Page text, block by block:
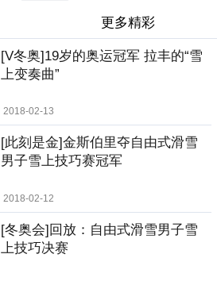
更多精彩
[V冬奥]19岁的奥运冠军 拉丰的“雪
上变奏曲”
2018-02-13
[此刻是金]金斯伯里夺自由式滑雪
男子雪上技巧赛冠军
2018-02-12
[冬奥会]回放：自由式滑雪男子雪
上技巧决赛